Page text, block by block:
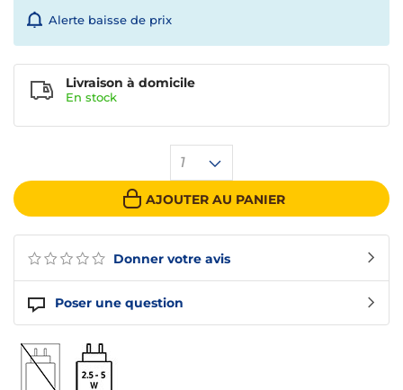
Donner votre avis
Poser une question
Alerte baisse de prix
1
AJOUTER AU PANIER
Livraison à domicile
En stock